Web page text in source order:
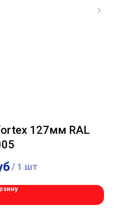
127мм RAL
/ 1 шт